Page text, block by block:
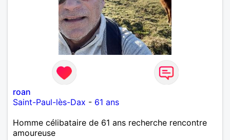
roan
Saint-Paul-lès-Dax - 61 ans
Homme célibataire de 61 ans recherche rencontre
amoureuse